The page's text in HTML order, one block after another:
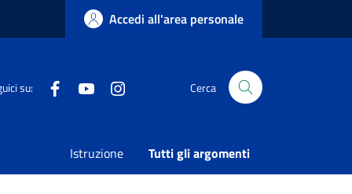
Accedi all'area personale
su: FacebookYoutube Cerca
Istruzione Tutti gli argomenti